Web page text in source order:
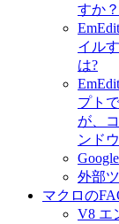
すか？
イル
は?
プト
が、
ンド
外部
マクロの
V8 エ